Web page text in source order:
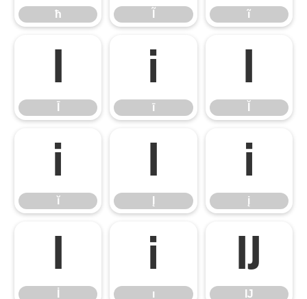
ħ ĩ
Ī ī
ī
Ĭ
ĭ
ĭ
Į į
į
İ ı
ı
Ĳ
Ĳ